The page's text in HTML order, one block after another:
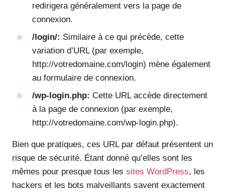
redirigera généralement vers la page de
connexion.
/login/: Similaire à ce qui précède, cette
variation d’URL (par exemple,
http://votredomaine.com/login) mène également
au formulaire de connexion.
/wp-login.php: Cette URL accède directement
à la page de connexion (par exemple,
http://votredomaine.com/wp-login.php).
Bien que pratiques, ces URL par défaut présentent un
risque de sécurité. Étant donné qu’elles sont les
mêmes pour presque tous les sites WordPress, les
hackers et les bots malveillants savent exactement